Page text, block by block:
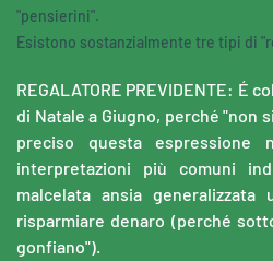
"pensierini".
Esistono sostanzialmente tre tipi di
REGALATORE PREVIDENTE: É
di Natale a Giugno, perché "non
preciso questa
interpretazioni più comuni
malcelata ansia
risparmiare denaro (perché
gonfiano").